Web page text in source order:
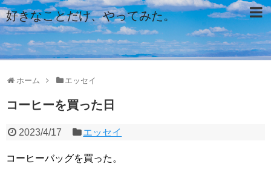
好きなことだけ、やってみた。
ホーム エッセイ
コーヒーを買った日
2023/4/17 エッセイ
コーヒーバッグを買った。